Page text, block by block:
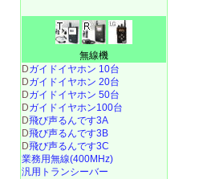
無線機
Dガイドイヤホン 10台
Dガイドイヤホン 20台
Dガイドイヤホン 50台
Dガイドイヤホン100台
D飛び声るんです3A
D飛び声るんです3B
D飛び声るんです3C
業務用無線(400MHz)
汎用トランシーバー